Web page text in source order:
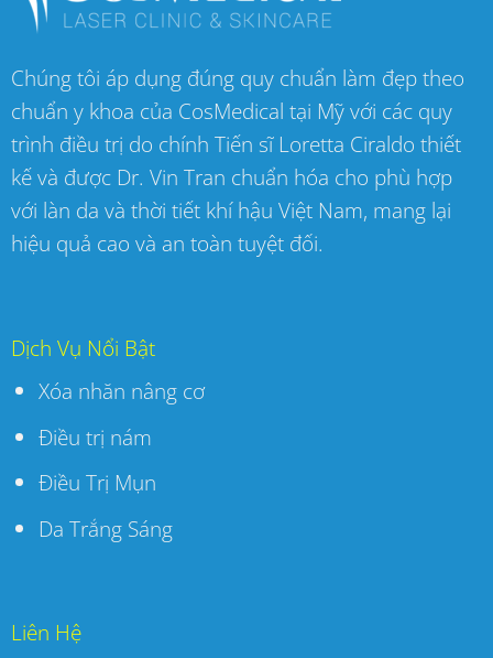
Chúng tôi áp dụng đúng quy chuẩn làm đẹp theo
chuẩn y khoa của CosMedical tại Mỹ với các quy
trình điều trị do chính Tiến sĩ Loretta Ciraldo thiết
kế và được Dr. Vin Tran chuẩn hóa cho phù hợp
với làn da và thời tiết khí hậu Việt Nam, mang lại
hiệu quả cao và an toàn tuyệt đối.
Dịch Vụ Nổi Bật
Xóa nhăn nâng cơ
Điều trị nám
Điều Trị Mụn
Da Trắng Sáng
Liên Hệ